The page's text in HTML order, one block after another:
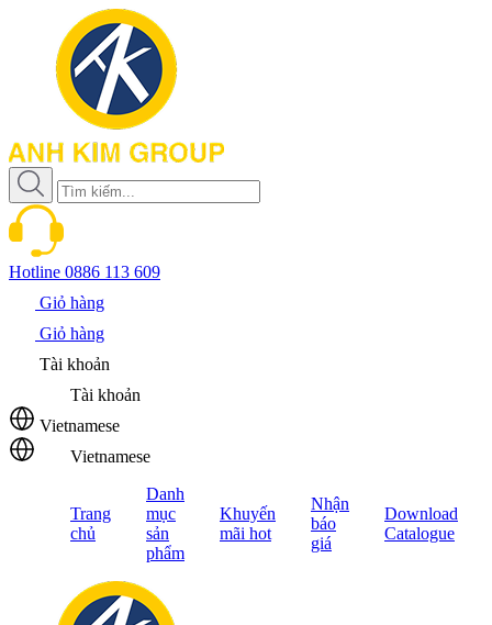
Hotline 0886 113 609
Giỏ hàng
Giỏ hàng
Tài khoản
Tài khoản
Vietnamese
Vietnamese
Trang
chủ
Danh
mục
sản
phẩm
Khuyến
mãi hot
Nhận
báo
giá
Download
Catalogue